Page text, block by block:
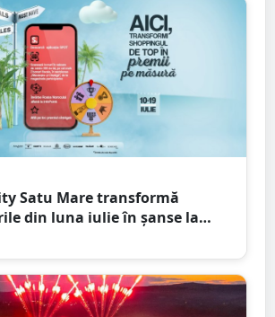
Satu Mare transformă
din luna iulie în șanse la